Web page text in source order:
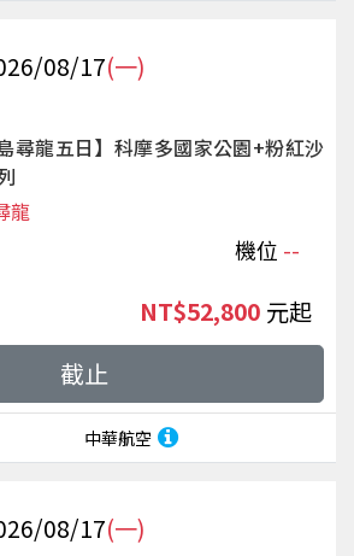
08/17(一)
尋龍五日】科摩多國家公園+粉紅沙
機位 --
龍
中華航空
NT$52,800 起
截止
08/17(一)